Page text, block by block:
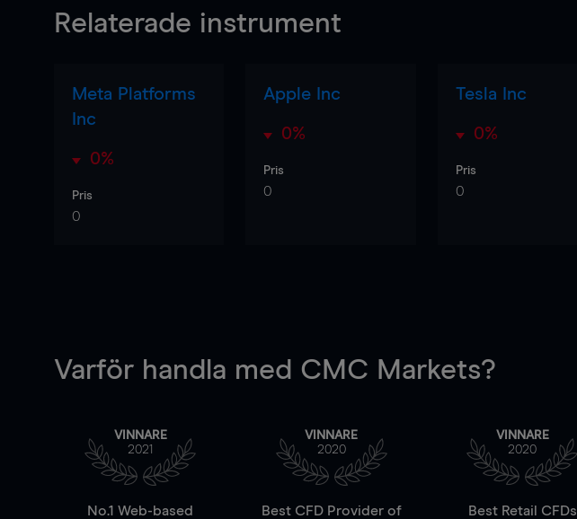
Relaterade instrument
Meta Platforms
Inc
0%
Pris
0
Apple Inc
0%
Pris
0
Tesla Inc
0%
Pris
0
Varför handla med CMC Markets?
VINNARE
2021
No.1 Web-based
VINNARE
2020
Best CFD Provider of
VINNARE
2020
Best Retail CFDs